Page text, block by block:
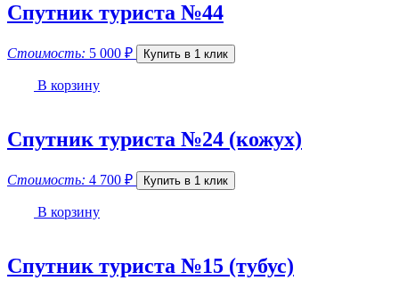
Спутник туриста №44
Стоимость: 5 000 ₽ Купить в 1 клик
В корзину
Спутник туриста №24 (кожух)
Стоимость: 4 700 ₽ Купить в 1 клик
В корзину
Спутник туриста №15 (тубус)